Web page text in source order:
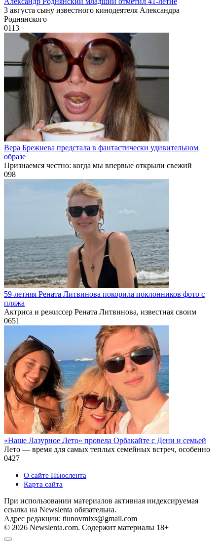
3 августа сыну известного кинодеятеля Александра
Роднянского
0113
Вера Брежнева предстала в фантастически удивительном
образе
Признаемся честно: когда мы впервые открыли свежий
098
59-летняя Рената Литвинова покорила поклонников фото с
пляжа
Актриса и режиссер Рената Литвинова, известная своим
0651
«Наше Лазурное Лето» провела Орбакайте с Дени и семьей
Лето — время для самых теплых семейных встреч, особенно
0427
О сайте Ньюслента
Карта сайта
При использовании материалов активная индексируемая
ссылка на Newslenta обязательна.
Адрес редакции: tiunovmixs@gmail.com
© 2026 Newslenta.com. Содержит материалы 18+